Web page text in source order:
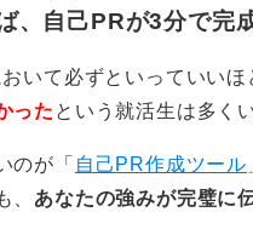
、自己PRが3分で完
いて必ずといっていいほ
った という就活生は多く
のが「 自己PR作成ツール
、 あなたの強みが完璧に